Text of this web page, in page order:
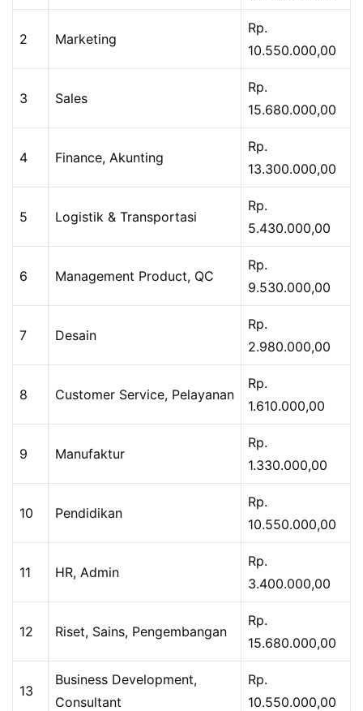
2 Marketing
Rp.
10.550.000,00
3 Sales
Rp.
15.680.000,00
4 Finance, Akunting
Rp.
13.300.000,00
5 Logistik & Transportasi
Rp.
5.430.000,00
6 Management Product, QC
Rp.
9.530.000,00
7 Desain
Rp.
2.980.000,00
8 Customer Service, Pelayanan
Rp.
1.610.000,00
9 Manufaktur
Rp.
1.330.000,00
10 Pendidikan
Rp.
10.550.000,00
11 HR, Admin
Rp.
3.400.000,00
12 Riset, Sains, Pengembangan
Rp.
15.680.000,00
13
Business Development,
Consultant
Rp.
10.550.000,00